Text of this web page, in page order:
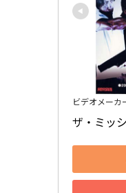
ビデオメーカ
ザ・ミッ